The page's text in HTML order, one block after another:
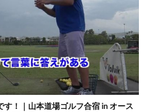
！｜山本道場ゴルフ合宿 in オース